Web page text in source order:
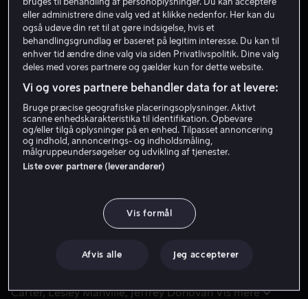
Let Him Go
6.7 Krimi Thriller 2020 1 t. 49 min
15 år
Få Viaplay
Se trailer
En pensioneret sherif og hans kone sørger over deres
En pensioneret sherif og hans kone sørger over deres
søns død og begiver sig ud for at opsøge deres eneste
Carter Lesley Manville Jeffrey Donovan Vis mere
eller administrere dine valg ved at klikke nedenfor. Her kan du
også udøve din ret til at gøre indsigelse, hvis et
behandlingsgrundlag er baseret på legitim interesse. Du kan til
enhver tid ændre dine valg via siden Privatlivspolitik. Dine valg
deles med vores partnere og gælder kun for dette website.
Vi og vores partnere behandler data for at levere:
Bruge præcise geografiske placeringsoplysninger. Aktivt
scanne enhedskarakteristika til identifikation. Opbevare
og/eller tilgå oplysninger på en enhed. Tilpasset annoncering
og indhold, annoncerings- og indholdsmåling,
målgruppeundersøgelser og udvikling af tjenester.
Liste over partnere (leverandører)
Vis formål
Afvis alle Jeg accepterer